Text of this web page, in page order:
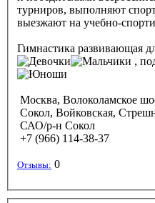
турниров, выполняют
выезжают на учебно-
Гимнастика развивающая
,
Моcква, Волоколамское
Сокол, Войковская,
САО/р-н Сокол
+7 (966) 114-38-37
Отзывы: 0